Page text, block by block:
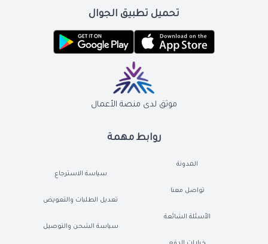
روابط مهمة
المدونة
تواصل معنا
الأسئلة الشائعة
سياسة الاسترجاع
تعديل الطلبات والتعويض
سياسة الشحن والتوصيل
تحميل تطبيق الجوال
موثق لدى منصة الأعمال